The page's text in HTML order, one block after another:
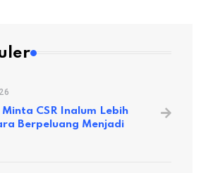
CSR Inalum Lebih
Berpeluang Menjadi